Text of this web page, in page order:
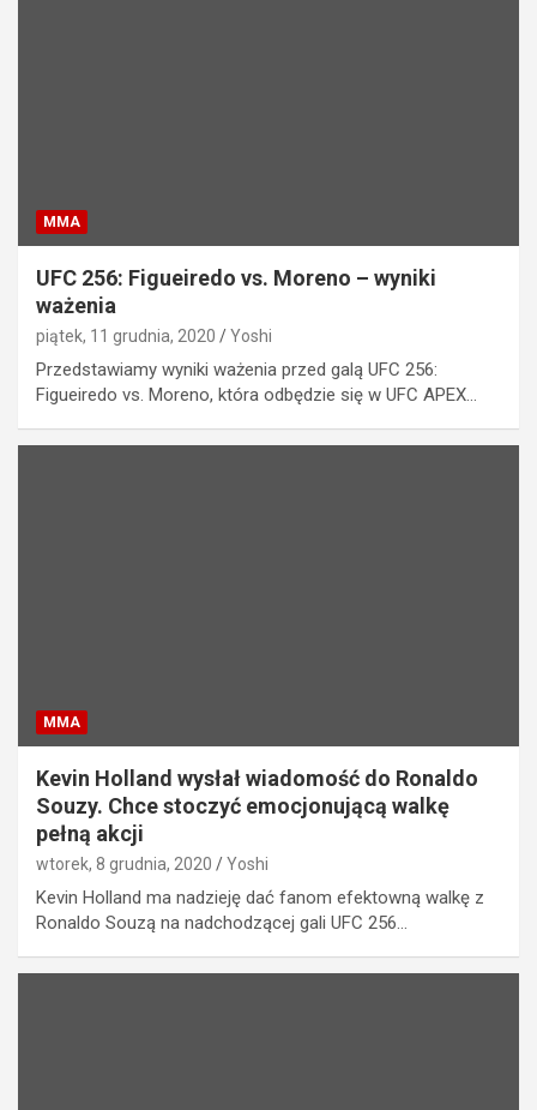
MMA
UFC 256: Figueiredo vs. Moreno – wyniki
ważenia
piątek, 11 grudnia, 2020 Yoshi
Przedstawiamy wyniki ważenia przed galą UFC 256:
Figueiredo vs. Moreno, która odbędzie się w UFC APEX…
MMA
Kevin Holland wysłał wiadomość do Ronaldo
Souzy. Chce stoczyć emocjonującą walkę
pełną akcji
wtorek, 8 grudnia, 2020 Yoshi
Kevin Holland ma nadzieję dać fanom efektowną walkę z
Ronaldo Souzą na nadchodzącej gali UFC 256…